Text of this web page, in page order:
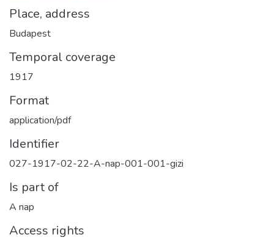
Place, address
Budapest
Temporal coverage
1917
Format
application/pdf
Identifier
027-1917-02-22-A-nap-001-001-gizi
Is part of
A nap
Access rights